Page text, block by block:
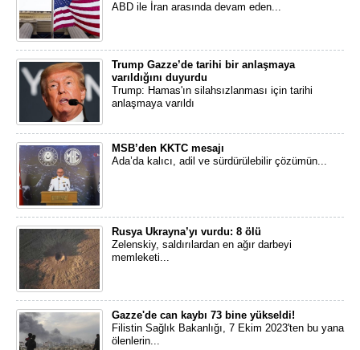
ABD ile İran arasında devam eden...
Trump Gazze’de tarihi bir anlaşmaya
varıldığını duyurdu
Trump: Hamas'ın silahsızlanması için tarihi
anlaşmaya varıldı
MSB’den KKTC mesajı
Ada’da kalıcı, adil ve sürdürülebilir çözümün...
Rusya Ukrayna’yı vurdu: 8 ölü
Zelenskiy, saldırılardan en ağır darbeyi
memleketi...
Gazze'de can kaybı 73 bine yükseldi!
Filistin Sağlık Bakanlığı, 7 Ekim 2023'ten bu yana
ölenlerin...